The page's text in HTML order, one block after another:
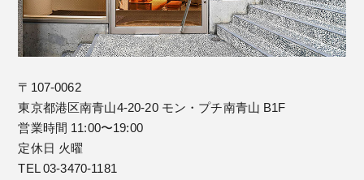
〒107-0062
東京都港区南青山4-20-20 モン・プチ南青山 B1F
営業時間 11:00〜19:00
定休日 火曜
TEL 03-3470-1181